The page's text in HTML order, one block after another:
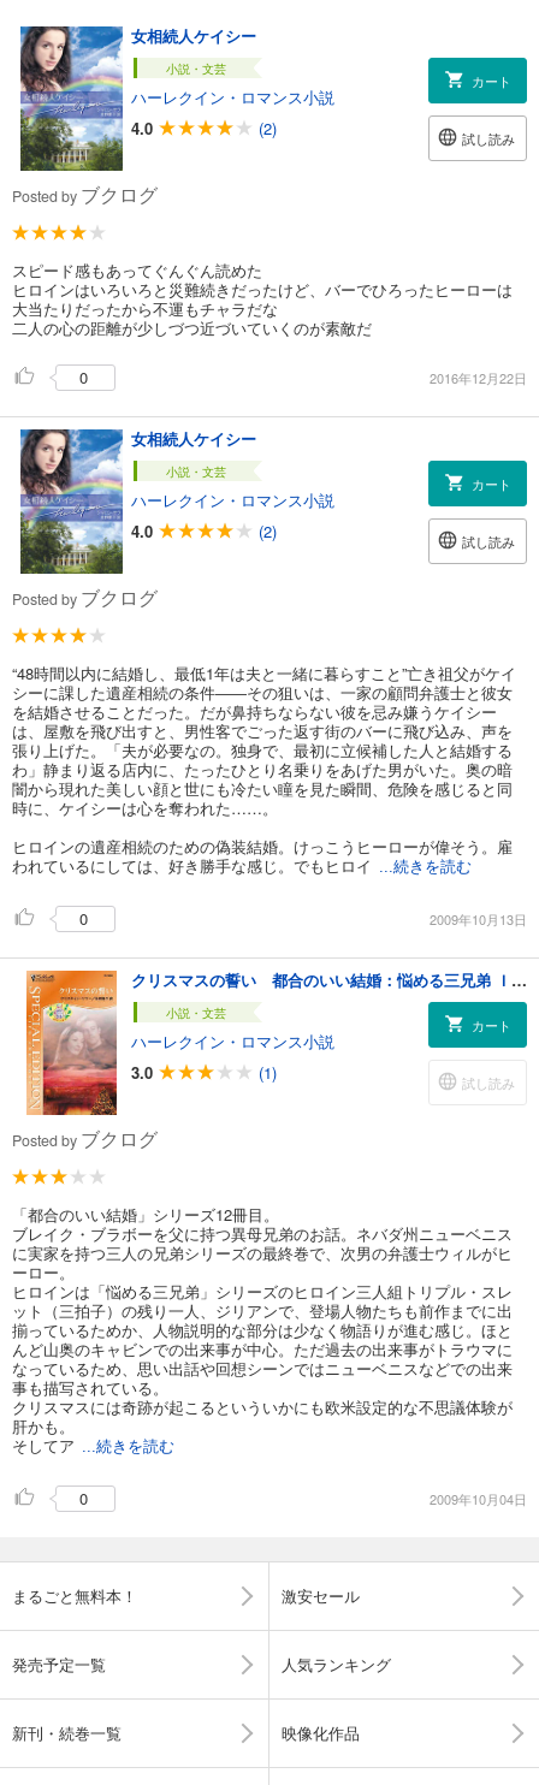
女相続人ケイシー
小説・文芸
ハーレクイン・ロマンス小説
4.0
(2)
カート
試し読み
Posted by ブクログ
スピード感もあってぐんぐん読めた
ヒロインはいろいろと災難続きだったけど、バーでひろったヒーローは
大当たりだったから不運もチャラだな
二人の心の距離が少しづつ近づいていくのが素敵だ
0 2016年12月22日
女相続人ケイシー
小説・文芸
ハーレクイン・ロマンス小説
4.0
(2)
カート
試し読み
Posted by ブクログ
“48時間以内に結婚し、最低1年は夫と一緒に暮らすこと”亡き祖父がケイ
シーに課した遺産相続の条件――その狙いは、一家の顧問弁護士と彼女
を結婚させることだった。だが鼻持ちならない彼を忌み嫌うケイシー
は、屋敷を飛び出すと、男性客でごった返す街のバーに飛び込み、声を
張り上げた。「夫が必要なの。独身で、最初に立候補した人と結婚する
わ」静まり返る店内に、たったひとり名乗りをあげた男がいた。奥の暗
闇から現れた美しい顔と世にも冷たい瞳を見た瞬間、危険を感じると同
時に、ケイシーは心を奪われた……。
ヒロインの遺産相続のための偽装結婚。けっこうヒーローが偉そう。雇
われているにしては、好き勝手な感じ。でもヒロイ ...続きを読む
0 2009年10月13日
クリスマスの誓い 都合のいい結婚：悩める三兄弟 ＩＩＩ
小説・文芸
ハーレクイン・ロマンス小説
3.0
(1)
カート
試し読み
Posted by ブクログ
「都合のいい結婚」シリーズ12冊目。
ブレイク・ブラボーを父に持つ異母兄弟のお話。ネバダ州ニューベニス
に実家を持つ三人の兄弟シリーズの最終巻で、次男の弁護士ウィルがヒ
ーロー。
ヒロインは「悩める三兄弟」シリーズのヒロイン三人組トリプル・スレ
ット（三拍子）の残り一人、ジリアンで、登場人物たちも前作までに出
揃っているためか、人物説明的な部分は少なく物語りが進む感じ。ほと
んど山奥のキャビンでの出来事が中心。ただ過去の出来事がトラウマに
なっているため、思い出話や回想シーンではニューベニスなどでの出来
事も描写されている。
クリスマスには奇跡が起こるといういかにも欧米設定的な不思議体験が
肝かも。
そしてア ...続きを読む
0 2009年10月04日
まるごと無料本！ 激安セール
発売予定一覧 人気ランキング
新刊・続巻一覧 映像化作品